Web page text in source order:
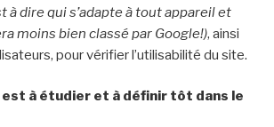
à dire qui s’adapte à tout appareil et
moins bien classé par Google!), ainsi
pour vérifier l’utilisabilité du site.
à étudier et à définir tôt dans le